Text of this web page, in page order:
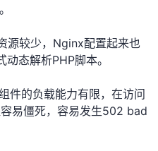
源较少，Nginx配置起来也
态解析PHP脚本。
件的负载能力有限，在访问
易僵死，容易发生502 bad